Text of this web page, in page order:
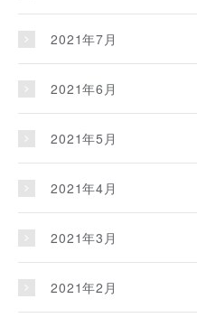
2021年7月
2021年6月
2021年5月
2021年4月
2021年3月
2021年2月